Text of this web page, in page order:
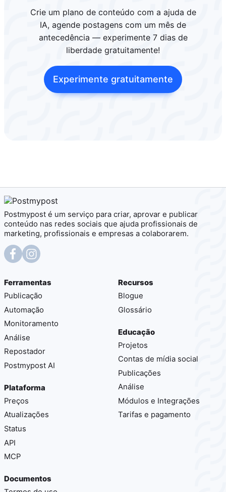
Crie um plano de conteúdo com a ajuda de
IA, agende postagens com um mês de
antecedência — experimente 7 dias de
liberdade gratuitamente!
Experimente gratuitamente
Postmypost é um serviço para criar, aprovar e publicar
conteúdo nas redes sociais que ajuda profissionais de
marketing, profissionais e empresas a colaborarem.
Ferramentas
Publicação
Automação
Monitoramento
Análise
Repostador
Postmypost AI
Plataforma
Preços
Atualizações
Status
API
MCP
Recursos
Blogue
Glossário
Educação
Projetos
Contas de mídia social
Publicações
Análise
Módulos e Integrações
Tarifas e pagamento
Documentos